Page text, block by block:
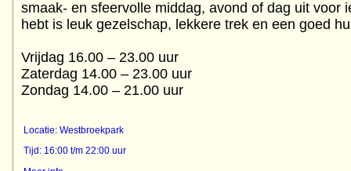
smaak- en sfeervolle middag, avond of dag uit voor
hebt is leuk gezelschap, lekkere trek en een goed
Vrijdag 16.00 – 23.00 uur
Zaterdag 14.00 – 23.00 uur
Zondag 14.00 – 21.00 uur
Locatie: Westbroekpark
Tijd: 16:00 t/m 22:00 uur